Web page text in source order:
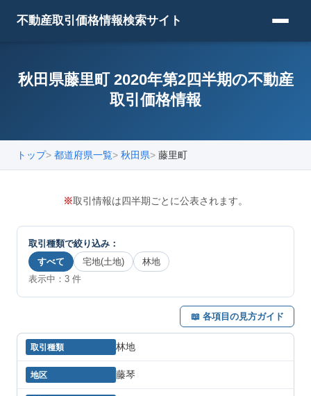
不動産取引価格情報検索サイト
秋田県藤里町 2020年第2四半期の不動産
取引価格情報
トップ 都道府県一覧 秋田県 藤里町
※取引情報は四半期ごとに公表されます。
取引種類で絞り込み：
すべて
宅地(土地)
林地
表示中： 3 件
📖 各項目の見方ガイド
林地
藤琴